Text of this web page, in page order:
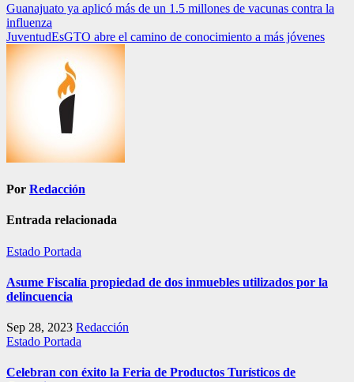
Guanajuato ya aplicó más de un 1.5 millones de vacunas contra la
influenza
JuventudEsGTO abre el camino de conocimiento a más jóvenes
Por Redacción
Entrada relacionada
Estado Portada
Asume Fiscalía propiedad de dos inmuebles utilizados por la
delincuencia
Sep 28, 2023 Redacción
Estado Portada
Celebran con éxito la Feria de Productos Turísticos de